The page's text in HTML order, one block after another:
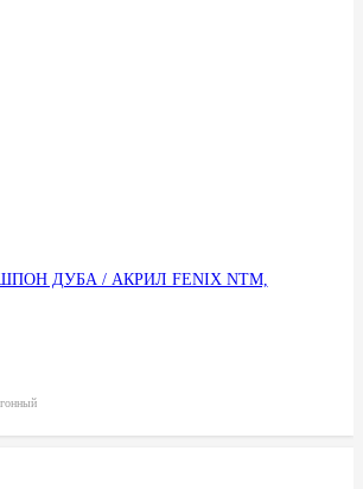
ДУБА / АКРИЛ FENIX NTM,